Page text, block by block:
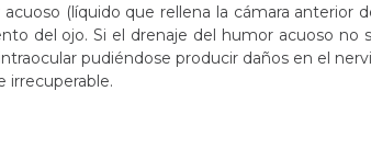
(líquido que rellena la cámara anterior
del ojo. Si el drenaje del humor acuoso no
pudiéndose producir daños en el
irrecuperable.